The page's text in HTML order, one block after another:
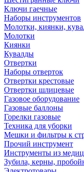
Ключи гаечные
Наборы инструментов
Молотки, киянки,
Молотки
Киянки
Кувалды
Отвертки
Наборы отверток
Отвертки крестовые
Отвертки шлицевые
Газовое оборудование
Газовые баллоны
Горелки газовые
Техника для уборки
Мешки и фильтры к
Прочий инструмент
Инструменты из
Зубила, керны,